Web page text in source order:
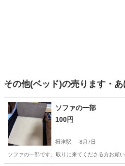
その他(ベッド)の売ります・
ソファの一部
100円
摂津駅 8月7日
ソファの一部です。取りに来てくださる方お願い